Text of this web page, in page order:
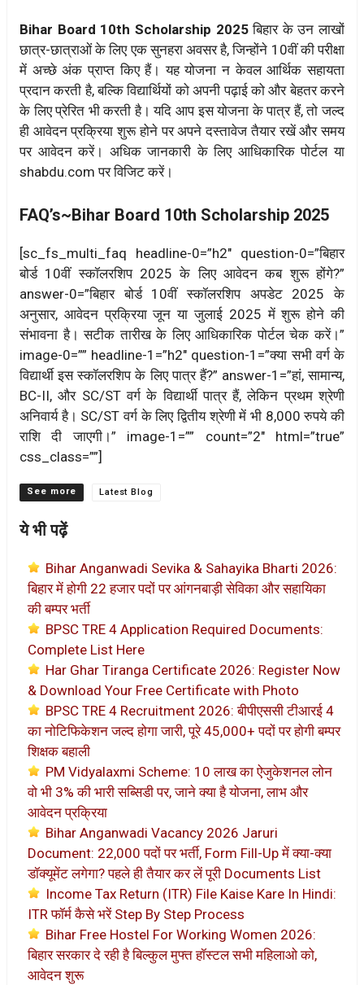
Bihar Board 10th Scholarship 2025बिहार के उन लाखों
छात्र-छात्राओं के लिए एक सुनहरा अवसर है, जिन्होंने 10वीं की परीक्षा
में अच्छे अंक प्राप्त किए हैं। यह योजना न केवल आर्थिक सहायता
प्रदान करती है, बल्कि विद्यार्थियों को अपनी पढ़ाई को और बेहतर करने
के लिए प्रेरित भी करती है। यदि आप इस योजना के पात्र हैं, तो जल्द
ही आवेदन प्रक्रिया शुरू होने पर अपने दस्तावेज तैयार रखें और समय
पर आवेदन करें। अधिक जानकारी के लिए आधिकारिक पोर्टल या
shabdu.com पर विजिट करें।
FAQ’s~Bihar Board 10th Scholarship 2025
[sc_fs_multi_faq headline-0=”h2″ question-0=”बिहार
बोर्ड 10वीं स्कॉलरशिप 2025 के लिए आवेदन कब शुरू होंगे?”
answer-0=”बिहार बोर्ड 10वीं स्कॉलरशिप अपडेट 2025 के
अनुसार, आवेदन प्रक्रिया जून या जुलाई 2025 में शुरू होने की
संभावना है। सटीक तारीख के लिए आधिकारिक पोर्टल चेक करें।”
image-0=”” headline-1=”h2″ question-1=”क्या सभी वर्ग के
विद्यार्थी इस स्कॉलरशिप के लिए पात्र हैं?” answer-1=”हां, सामान्य,
BC-II, और SC/ST वर्ग के विद्यार्थी पात्र हैं, लेकिन प्रथम श्रेणी
अनिवार्य है। SC/ST वर्ग के लिए द्वितीय श्रेणी में भी 8,000 रुपये की
राशि दी जाएगी।” image-1=”” count=”2″ html=”true”
css_class=””]
Categories Latest Blog
ये भी पढ़ें
Bihar Anganwadi Sevika & Sahayika Bharti 2026:
बिहार में होगी 22 हजार पदों पर आंगनबाड़ी सेविका और सहायिका
की बम्पर भर्ती
BPSC TRE 4 Application Required Documents:
Complete List Here
Har Ghar Tiranga Certificate 2026: Register Now
& Download Your Free Certificate with Photo
BPSC TRE 4 Recruitment 2026: बीपीएससी टीआरई 4
का नोटिफिकेशन जल्द होगा जारी, पूरे 45,000+ पदों पर होगी बम्पर
शिक्षक बहाली
PM Vidyalaxmi Scheme: 10 लाख का ऐजुकेशनल लोन
वो भी 3% की भारी सब्सिडी पर, जाने क्या है योजना, लाभ और
आवेदन प्रक्रिया
Bihar Anganwadi Vacancy 2026 Jaruri
Document: 22,000 पदों पर भर्ती, Form Fill-Up में क्या-क्या
डॉक्यूमेंट लगेगा? पहले ही तैयार कर लें पूरी Documents List
Income Tax Return (ITR) File Kaise Kare In Hindi:
ITR फॉर्म कैसे भरें Step By Step Process
Bihar Free Hostel For Working Women 2026:
बिहार सरकार दे रही है बिल्कुल मुफ्त हॉस्टल सभी महिलाओ को,
आवेदन शुरू